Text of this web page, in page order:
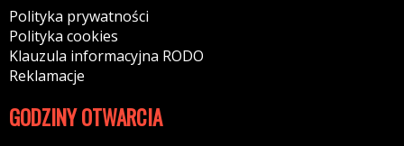
Polityka prywatności
Polityka cookies
Klauzula informacyjna RODO
Reklamacje
GODZINY OTWARCIA